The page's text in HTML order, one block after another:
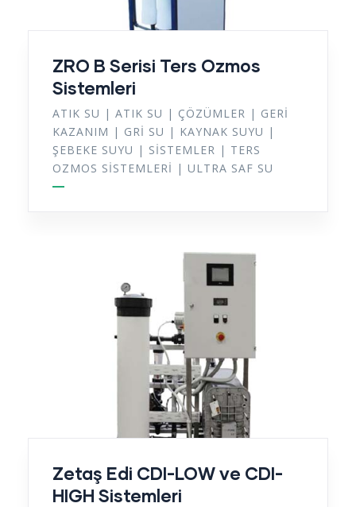
ZRO B Serisi Ters Ozmos
Sistemleri
ATIK SU | ATIK SU | ÇÖZÜMLER | GERI
KAZANIM | GRI SU | KAYNAK SUYU |
ŞEBEKE SUYU | SISTEMLER | TERS
OZMOS SISTEMLERI | ULTRA SAF SU
Zetaş Edi CDI-LOW ve CDI-
HIGH Sistemleri